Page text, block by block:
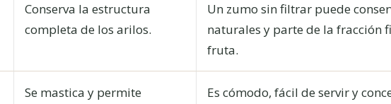
Conserva la estructura
completa de los arilos.
Un zumo sin filtrar puede
naturales y parte de la fracción
fruta.
Se mastica y permite
Es cómodo, fácil de servir y